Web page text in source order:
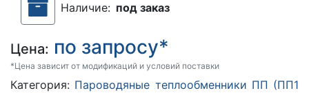
Наличие: под заказ
Цена: по запросу*
*Цена зависит от модификаций и условий поставки
Категория: Пароводяные теплообменники ПП (ПП1